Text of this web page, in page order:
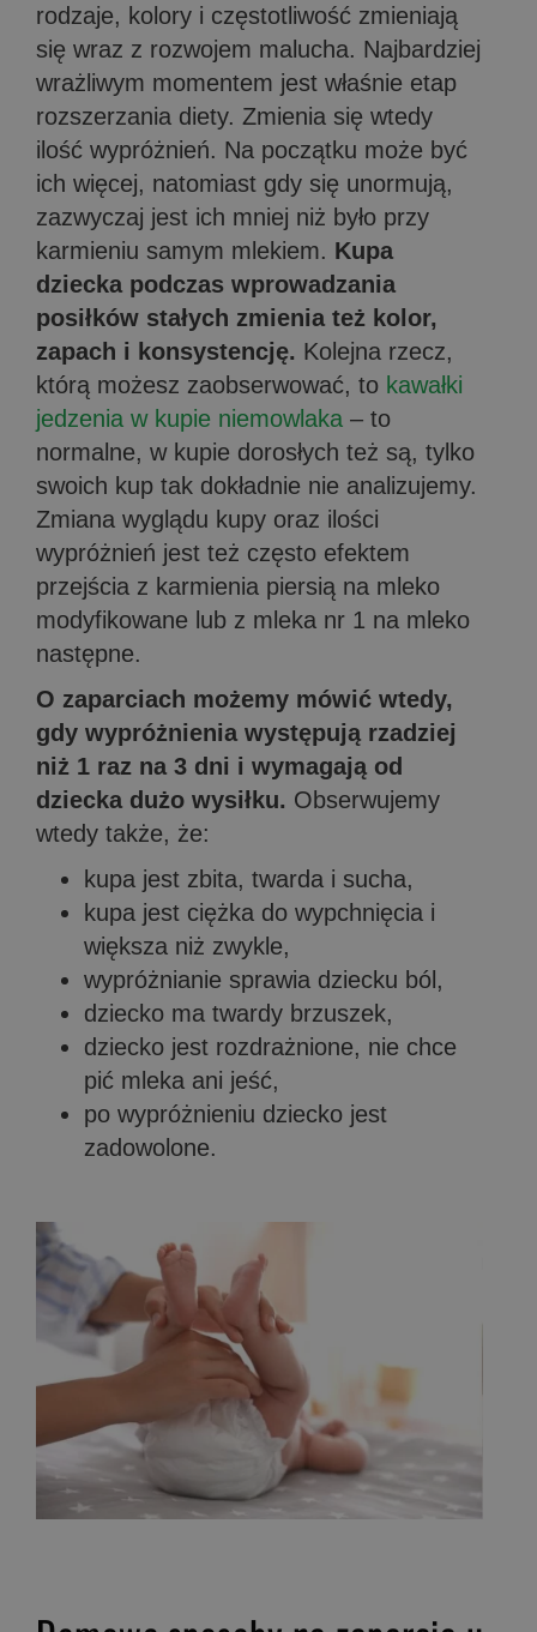
rodzaje, kolory i częstotliwość zmieniają
się wraz z rozwojem malucha. Najbardziej
wrażliwym momentem jest właśnie etap
rozszerzania diety. Zmienia się wtedy
ilość wypróżnień. Na początku może być
ich więcej, natomiast gdy się unormują,
zazwyczaj jest ich mniej niż było przy
karmieniu samym mlekiem. Kupa
dziecka podczas wprowadzania
posiłków stałych zmienia też kolor,
zapach i konsystencję. Kolejna rzecz,
którą możesz zaobserwować, to kawałki
jedzenia w kupie niemowlaka – to
normalne, w kupie dorosłych też są, tylko
swoich kup tak dokładnie nie analizujemy.
Zmiana wyglądu kupy oraz ilości
wypróżnień jest też często efektem
przejścia z karmienia piersią na mleko
modyfikowane lub z mleka nr 1 na mleko
następne.
O zaparciach możemy mówić wtedy,
gdy wypróżnienia występują rzadziej
niż 1 raz na 3 dni i wymagają od
dziecka dużo wysiłku. Obserwujemy
wtedy także, że:
kupa jest zbita, twarda i sucha,
kupa jest ciężka do wypchnięcia i
większa niż zwykle,
wypróżnianie sprawia dziecku ból,
dziecko ma twardy brzuszek,
dziecko jest rozdrażnione, nie chce
pić mleka ani jeść,
po wypróżnieniu dziecko jest
zadowolone.